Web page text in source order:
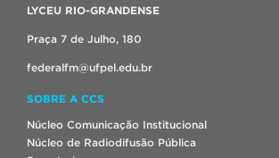
LYCEU RIO-GRANDENSE
Praça 7 de Julho, 180
federalfm@ufpel.edu.br
SOBRE A CCS
Núcleo Comunicação Institucional
Núcleo de Radiodifusão Pública